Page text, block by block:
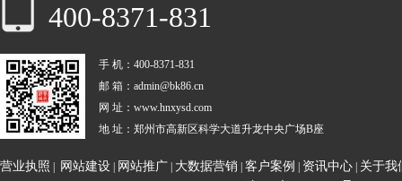
400-8371-831
手 机：400-8371-831
邮 箱：admin@bk86.cn
网 址：www.hnxysd.com
地 址：郑州市高新区科学大道升龙中央广场B座
营业执照 网站建设 网站推广 大数据营销 客户案例 资讯中心 关于我